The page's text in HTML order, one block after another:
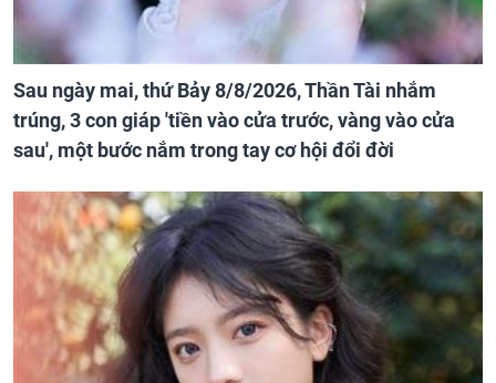
Sau ngày mai, thứ Bảy 8/8/2026, Thần Tài nhắm
trúng, 3 con giáp 'tiền vào cửa trước, vàng vào cửa
sau', một bước nắm trong tay cơ hội đổi đời